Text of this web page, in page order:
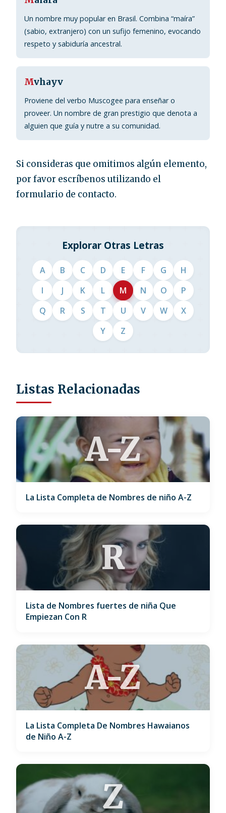
Un nombre muy popular en Brasil. Combina “maíra”
(sabio, extranjero) con un sufijo femenino, evocando
respeto y sabiduría ancestral.
Mvhayv
Proviene del verbo Muscogee para enseñar o
proveer. Un nombre de gran prestigio que denota a
alguien que guía y nutre a su comunidad.
Si consideras que omitimos algún elemento,
por favor escríbenos utilizando el
formulario de contacto.
Explorar Otras Letras
A B C D E F G
H
I
J K L M N O
P
Q
R S T U V W
X
Y
Z
Listas Relacionadas
A-Z
La Lista Completa de Nombres de niño A-Z
R
Lista de Nombres fuertes de niña Que
Empiezan Con R
A-Z
La Lista Completa De Nombres Hawaianos
de Niño A-Z
Z